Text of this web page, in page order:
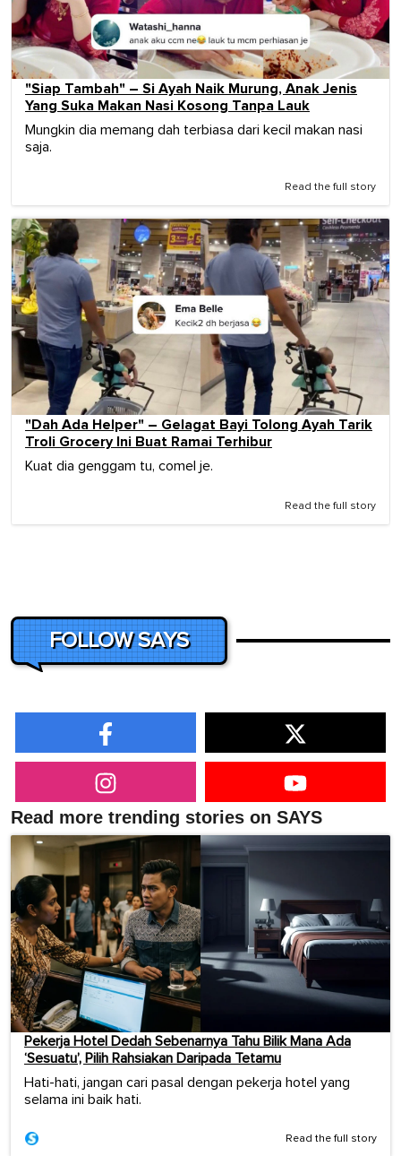
"Siap Tambah" – Si Ayah Naik Murung, Anak Jenis
Yang Suka Makan Nasi Kosong Tanpa Lauk
Mungkin dia memang dah terbiasa dari kecil makan nasi
saja.
Read the full story
"Dah Ada Helper" – Gelagat Bayi Tolong Ayah Tarik
Troli Grocery Ini Buat Ramai Terhibur
Kuat dia genggam tu, comel je.
Read the full story
FOLLOW SAYS
Read more trending stories on SAYS
Pekerja Hotel Dedah Sebenarnya Tahu Bilik Mana Ada
‘Sesuatu’, Pilih Rahsiakan Daripada Tetamu
Hati-hati, jangan cari pasal dengan pekerja hotel yang
selama ini baik hati.
Read the full story